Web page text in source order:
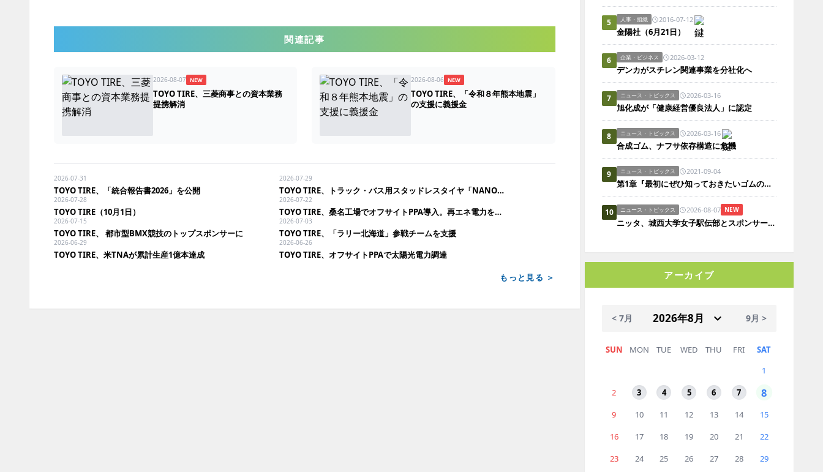
関連記事
2026-08-07 NEW
TOYO TIRE、三菱商事との資本業務
提携解消
2026-08-06 NEW
TOYO TIRE、「令和８年熊本地震」
の支援に義援金
2026-07-31
TOYO TIRE、「統合報告書2026」を公開
2026-07-29
TOYO TIRE、トラック・バス用スタッドレスタイヤ「NANOENERGY M976」を発売
2026-07-28
TOYO TIRE（10月1日）
2026-07-22
TOYO TIRE、桑名工場でオフサイトPPA導入。再エネ電力を長期安定調達
2026-07-15
TOYO TIRE、 都市型BMX競技のトップスポンサーに
2026-07-03
TOYO TIRE、「ラリー北海道」参戦チームを支援
2026-06-29
TOYO TIRE、米TNAが累計生産1億本達成
2026-06-26
TOYO TIRE、オフサイトPPAで太陽光電力調達
もっと見る ＞
5 人事・組織 2016-07-12
金陽社（6月21日）
6 企業・ビジネス 2026-03-12
デンカがスチレン関連事業を分社化へ
7 ニュース・トピックス 2026-03-16
旭化成が「健康経営優良法人」に認定
8 ニュース・トピックス 2026-03-16
合成ゴム、ナフサ依存構造に危機
9 ニュース・トピックス 2021-09-04
第1章『最初にぜひ知っておきたいゴムの常識』（その２）
10 ニュース・トピックス 2026-08-07 NEW
ニッタ、城西大学女子駅伝部とスポンサー契約
アーカイブ
< 7月 9月 >
SUN MON TUE WED THU FRI
SAT
1
2
3 4 5 6 7 8
9 10 11 12 13 14
15
16
17 18 19 20 21
22
23
24 25 26 27 28
29